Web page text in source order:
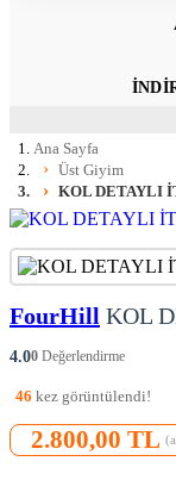
Ana Sayfa
Üst Giyim
KOL DETAYLI
FourHill KOL
4.00 Değerlendirme
46 kez görüntülendi!
2.800,00 TL